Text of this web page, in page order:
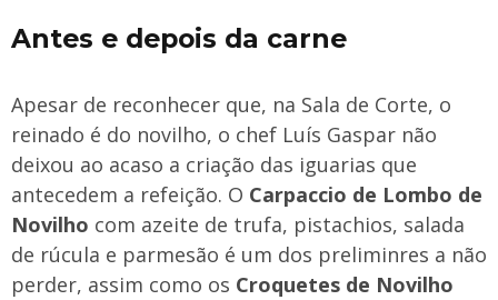
Antes e depois da carne
Apesar de reconhecer que, na Sala de Corte, o
reinado é do novilho, o chef Luís Gaspar não
deixou ao acaso a criação das iguarias que
antecedem a refeição. O Carpaccio de Lombo de
Novilho com azeite de trufa, pistachios, salada
de rúcula e parmesão é um dos preliminres a não
perder, assim como os Croquetes de Novilho